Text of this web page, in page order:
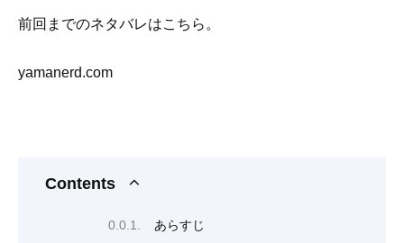
前回までのネタバレはこちら。
yamanerd.com
Contents
あらすじ